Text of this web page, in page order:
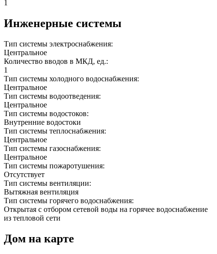
1
Инженерные системы
Тип системы электроснабжения:
Центральное
Количество вводов в МКД, ед.:
1
Тип системы холодного водоснабжения:
Центральное
Тип системы водоотведения:
Центральное
Тип системы водостоков:
Внутренние водостоки
Тип системы теплоснабжения:
Центральное
Тип системы газоснабжения:
Центральное
Тип системы пожаротушения:
Отсутствует
Тип системы вентиляции:
Вытяжная вентиляция
Тип системы горячего водоснабжения:
Открытая с отбором сетевой воды на горячее водоснабжение
из тепловой сети
Дом на карте